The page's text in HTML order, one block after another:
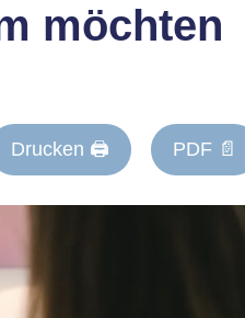
möchten
Drucken 🖨 PDF 📄